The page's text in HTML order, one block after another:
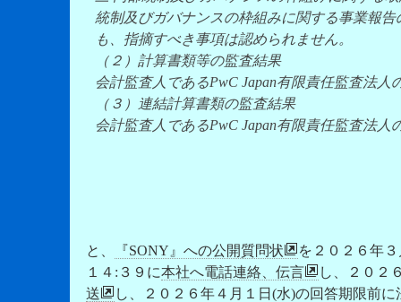
統制及びガバナンスの枠組みに関する事業報
も、指摘すべき事項は認められません。
（２）計算書類等の監査結果
会計監査人であるPwC Japan有限責任監査法
（３）連結計算書類の監査結果
会計監査人であるPwC Japan有限責任監査法
と、 『SONY』への公開質問状
を２０２６年
１４:３９に本社へ電話連絡、伝言
し、２０２
送
し、２０２６年４月１日(水)の回答期限前